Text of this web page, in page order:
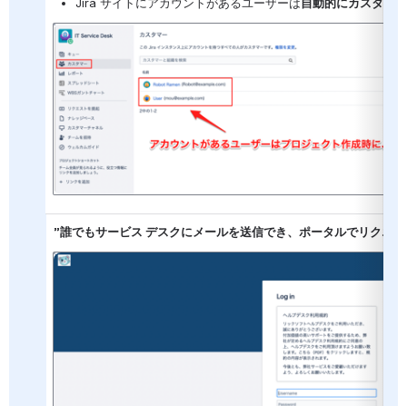
を開く
”誰でもサービス デスクにメールを送信でき、ポータルでリクエ
を開く